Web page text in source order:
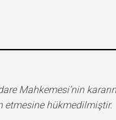
Mahkemesi’nin
etmesine hükmedilmiştir.